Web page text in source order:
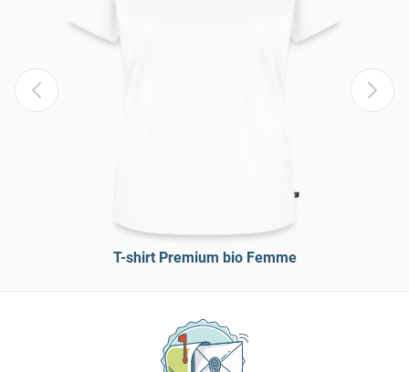
T-shirt Premium bio Femme